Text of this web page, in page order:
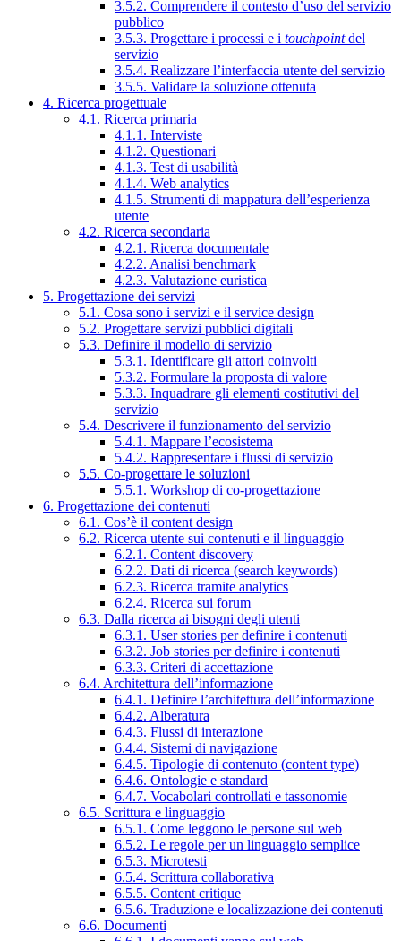
3.5.2. Comprendere il contesto d’uso del servizio
pubblico
3.5.3. Progettare i processi e i touchpointdel
servizio
3.5.4. Realizzare l’interfaccia utente del servizio
3.5.5. Validare la soluzione ottenuta
4. Ricerca progettuale
4.1. Ricerca primaria
4.1.1. Interviste
4.1.2. Questionari
4.1.3. Test di usabilità
4.1.4. Web analytics
4.1.5. Strumenti di mappatura dell’esperienza
utente
4.2. Ricerca secondaria
4.2.1. Ricerca documentale
4.2.2. Analisi benchmark
4.2.3. Valutazione euristica
5. Progettazione dei servizi
5.1. Cosa sono i servizi e il service design
5.2. Progettare servizi pubblici digitali
5.3. Definire il modello di servizio
5.3.1. Identificare gli attori coinvolti
5.3.2. Formulare la proposta di valore
5.3.3. Inquadrare gli elementi costitutivi del
servizio
5.4. Descrivere il funzionamento del servizio
5.4.1. Mappare l’ecosistema
5.4.2. Rappresentare i flussi di servizio
5.5. Co-progettare le soluzioni
5.5.1. Workshop di co-progettazione
6. Progettazione dei contenuti
6.1. Cos’è il content design
6.2. Ricerca utente sui contenuti e il linguaggio
6.2.1. Content discovery
6.2.2. Dati di ricerca (search keywords)
6.2.3. Ricerca tramite analytics
6.2.4. Ricerca sui forum
6.3. Dalla ricerca ai bisogni degli utenti
6.3.1. User stories per definire i contenuti
6.3.2. Job stories per definire i contenuti
6.3.3. Criteri di accettazione
6.4. Architettura dell’informazione
6.4.1. Definire l’architettura dell’informazione
6.4.2. Alberatura
6.4.3. Flussi di interazione
6.4.4. Sistemi di navigazione
6.4.5. Tipologie di contenuto (content type)
6.4.6. Ontologie e standard
6.4.7. Vocabolari controllati e tassonomie
6.5. Scrittura e linguaggio
6.5.1. Come leggono le persone sul web
6.5.2. Le regole per un linguaggio semplice
6.5.3. Microtesti
6.5.4. Scrittura collaborativa
6.5.5. Content critique
6.5.6. Traduzione e localizzazione dei contenuti
6.6. Documenti